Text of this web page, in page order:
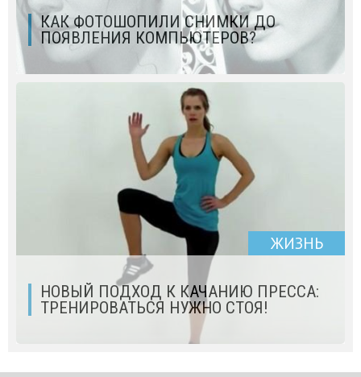
КАК ФОТОШОПИЛИ СНИМКИ ДО
ПОЯВЛЕНИЯ КОМПЬЮТЕРОВ?
ЖИЗНЬ
НОВЫЙ ПОДХОД К КАЧАНИЮ ПРЕССА:
ТРЕНИРОВАТЬСЯ НУЖНО СТОЯ!